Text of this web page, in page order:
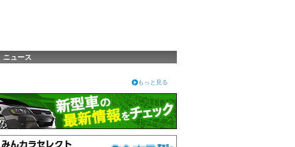
ニュース
もっと見る